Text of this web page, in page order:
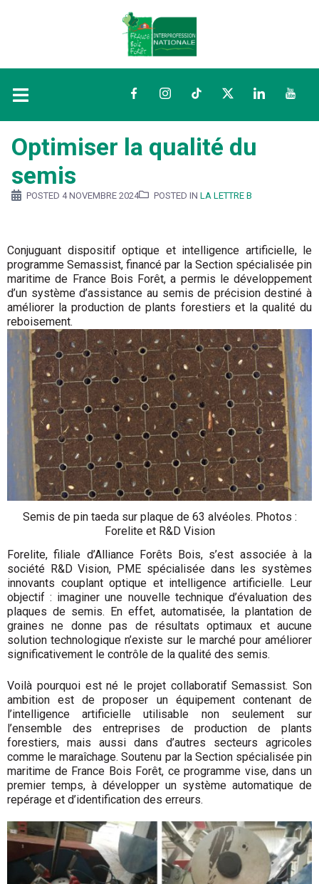
FacebookInstagramTikTokTwitterLinkedIn
Optimiser la qualité du
semis
POSTED 4 NOVEMBRE 2024 POSTED IN LA LETTRE B
Conjuguant dispositif optique et intelligence artificielle, le
programme Semassist, financé par la Section spécialisée pin
maritime de France Bois Forêt, a permis le développement
d’un système d’assistance au semis de précision destiné à
améliorer la production de plants forestiers et la qualité du
reboisement.
Semis de pin taeda sur plaque de 63 alvéoles. Photos :
Forelite et R&D Vision
Forelite, filiale d’Alliance Forêts Bois, s’est associée à la
société R&D Vision, PME spécialisée dans les systèmes
innovants couplant optique et intelligence artificielle. Leur
objectif : imaginer une nouvelle technique d’évaluation des
plaques de semis. En effet, automatisée, la plantation de
graines ne donne pas de résultats optimaux et aucune
solution technologique n’existe sur le marché pour améliorer
significativement le contrôle de la qualité des semis.
Voilà pourquoi est né le projet collaboratif Semassist. Son
ambition est de proposer un équipement contenant de
l’intelligence artificielle utilisable non seulement sur
l’ensemble des entreprises de production de plants
forestiers, mais aussi dans d’autres secteurs agricoles
comme le maraîchage. Soutenu par la Section spécialisée pin
maritime de France Bois Forêt, ce programme vise, dans un
premier temps, à développer un système automatique de
repérage et d’identification des erreurs.